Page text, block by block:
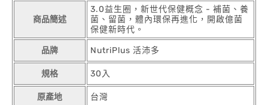
商品簡述
3.0益生圈，新世代保健概念 - 補菌、養
菌、留菌，體內環保再進化，開啟億菌
保健新時代。
品牌 NutriPlus 活沛多
規格 30入
原產地 台灣